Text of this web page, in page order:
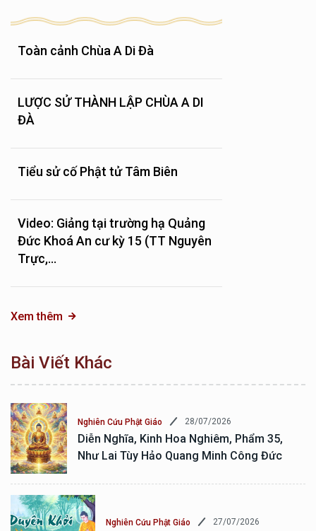
Toàn cảnh Chùa A Di Đà
LƯỢC SỬ THÀNH LẬP CHÙA A DI
ĐÀ
Tiểu sử cố Phật tử Tâm Biên
Video: Giảng tại trường hạ Quảng
Đức Khoá An cư kỳ 15 (TT Nguyên
Trực,...
Xem thêm
Bài Viết Khác
Nghiên Cứu Phật Giáo 28/07/2026
Diễn Nghĩa, Kinh Hoa Nghiêm, Phẩm 35,
Như Lai Tùy Hảo Quang Minh Công Đức
Nghiên Cứu Phật Giáo 27/07/2026